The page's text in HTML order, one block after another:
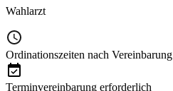
Wahlarzt
Ordinationszeiten nach Vereinbarung
Terminvereinbarung erforderlich